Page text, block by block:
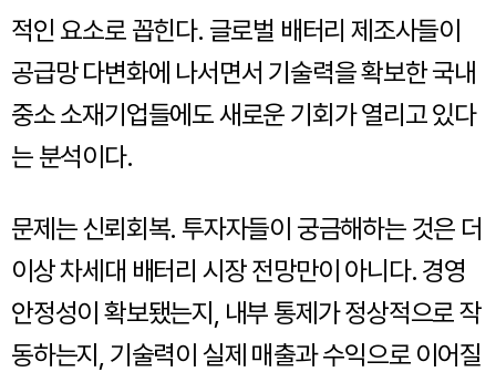
적인 요소로 꼽힌다. 글로벌 배터리 제조사들이
공급망 다변화에 나서면서 기술력을 확보한 국내
중소 소재기업들에도 새로운 기회가 열리고 있다
는 분석이다.
문제는 신뢰회복. 투자자들이 궁금해하는 것은 더
이상 차세대 배터리 시장 전망만이 아니다. 경영
안정성이 확보됐는지, 내부 통제가 정상적으로 작
동하는지, 기술력이 실제 매출과 수익으로 이어질